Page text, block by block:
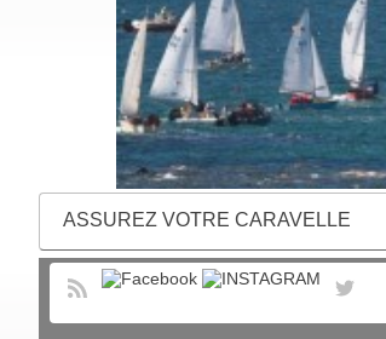
ASSUREZ VOTRE CARAVELLE